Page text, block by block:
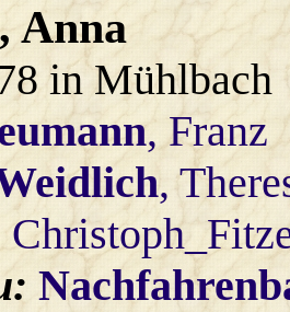
, Anna
in Mühlbach
, Franz
,